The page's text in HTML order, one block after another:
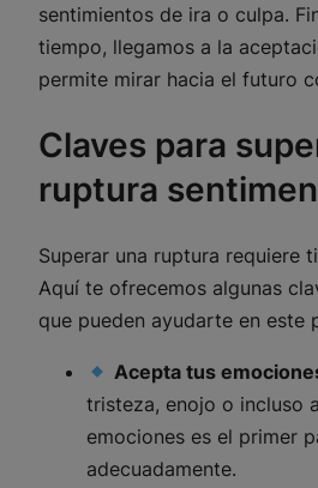
sentimientos de ira o culpa.
tiempo, llegamos a la
permite mirar hacia el futuro
Claves para
ruptura
Superar una ruptura requiere
Aquí te ofrecemos algunas
que pueden ayudarte en este
Acepta tus
tristeza, enojo o incluso
emociones es el primer
adecuadamente.